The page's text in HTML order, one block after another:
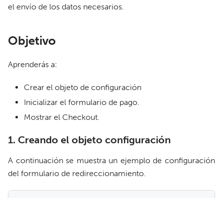
el envío de los datos necesarios.
Objetivo
Aprenderás a:
Crear el objeto de configuración
Inicializar el formulario de pago.
Mostrar el Checkout.
1. Creando el objeto configuración
A continuación se muestra un ejemplo de configuración
del formulario de redireccionamiento.